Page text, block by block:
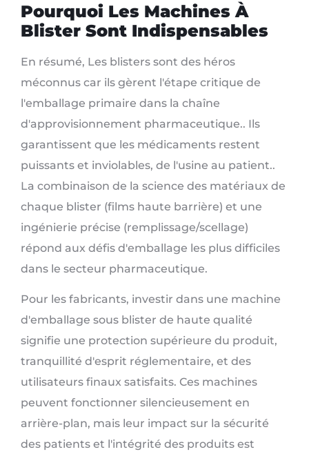
Pourquoi Les Machines À
Blister Sont Indispensables
En résumé, Les blisters sont des héros
méconnus car ils gèrent l'étape critique de
l'emballage primaire dans la chaîne
d'approvisionnement pharmaceutique.. Ils
garantissent que les médicaments restent
puissants et inviolables, de l'usine au patient..
La combinaison de la science des matériaux de
chaque blister (films haute barrière) et une
ingénierie précise (remplissage/scellage)
répond aux défis d'emballage les plus difficiles
dans le secteur pharmaceutique.
Pour les fabricants, investir dans une machine
d'emballage sous blister de haute qualité
signifie une protection supérieure du produit,
tranquillité d'esprit réglementaire, et des
utilisateurs finaux satisfaits. Ces machines
peuvent fonctionner silencieusement en
arrière-plan, mais leur impact sur la sécurité
des patients et l'intégrité des produits est